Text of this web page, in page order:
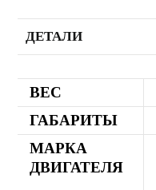
ДЕТАЛИ
ВЕС
ГАБАРИТЫ
МАРКА
ДВИГАТЕЛЯ